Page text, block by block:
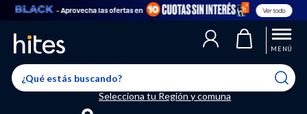
- Aprovecha las ofertas en Ver todo
MENÚ
Selecciona tu Región y comuna
El producto ha sido eliminado correctamente
El producto ha sido agregado a tu lista de favoritos correctamente
Llegaste al límite de productos favoritos permitidos, para agregar
uno nuevo ingresa a “Mi cuenta” y elimina los que ya no necesitas.